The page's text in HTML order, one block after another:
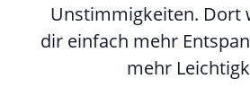
Unstimmigkeiten. Dort
dir einfach mehr
mehr